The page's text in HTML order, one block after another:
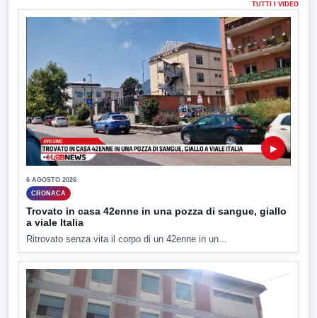
TUTTI I VIDEO
▶
6 AGOSTO 2026
CRONACA
Trovato in casa 42enne in una pozza di sangue, giallo
a viale Italia
Ritrovato senza vita il corpo di un 42enne in un...